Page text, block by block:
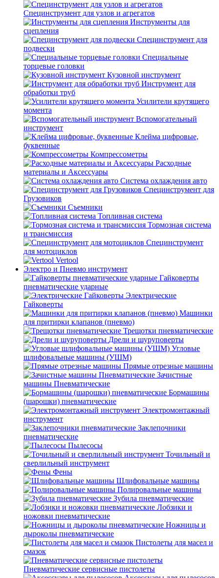
Специнструмент для узлов и агрегатов
Инструменты для
сцепления
Специнструмент для
подвески
Специальные
торцевые головки
Кузовной инструмент
Инструмент для
обработки труб
Усилители крутящего
момента
Вспомогательный
инструмент
Клейма цифровые,
буквенные
Компрессометры
Расходные
материалы и Аксессуары
Система охлаждения авто
Специнструмент для
Грузовиков
Съемники
Топливная система
Тормозная система
и трансмиссия
Специнструмент
для мотоциклов
Vertool
Электро и Пневмо инструмент
Гайковерты
пневматические ударные
Электрические
Гайковерты
Машинки
для притирки клапанов (пневмо)
Трещотки пневматические
Дрели и шуруповерты
Угловые
шлифовальные машины (УШМ)
Прямые отрезные машины
Зачистные
машины Пневматические
Бормашины
(шарошки) пневматические
Электромонтажный
инструмент
Заклепочники
пневматические
Пылесосы
Точильный и
сверлильный инструмент
Фены
Шлифовальные машины
Полировальные машины
Зубила пневматические
Лобзики и
ножовки пневматические
Ножницы и
дыроколы пневматические
Пистолеты для масел и
смазок
Пневматические сервисные пистолеты